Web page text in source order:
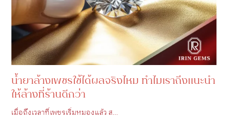
น้ำยาล้างเพชรใช้ได้ผลจริงไหม ทำไมเราถึงแนะนำ
ให้ล้างที่ร้านดีกว่า
เมื่อถึงเวลาที่เพชรเริ่มหมองแล้ว ส…